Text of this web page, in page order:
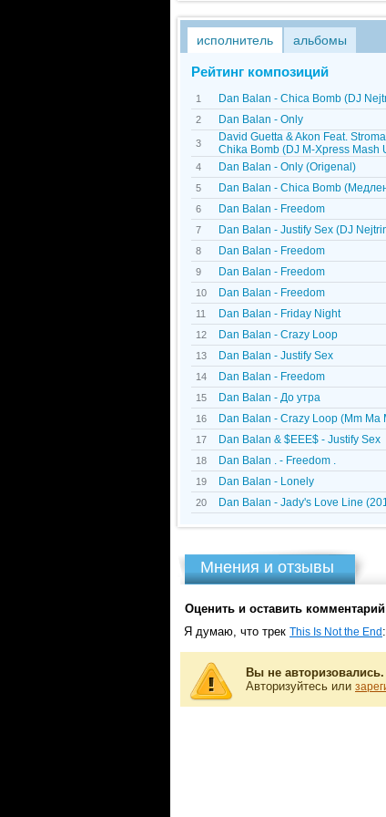
исполнитель альбомы
Рейтинг композиций
1 Dan Balan - Chica Bomb (DJ
2
Dan Balan - Only
3
David Guetta & Akon Feat.
Chika Bomb (DJ M-Xpress Mash
4 Dan Balan - Only (Origenal)
5
Dan Balan - Chica Bomb
6
Dan Balan - Freedom
7
Dan Balan - Justify Sex (DJ
8
Dan Balan - Freedom
9
Dan Balan - Freedom
10
Dan Balan - Freedom
11
Dan Balan - Friday Night
12
Dan Balan - Crazy Loop
13
Dan Balan - Justify Sex
14
Dan Balan - Freedom
15
Dan Balan - До утра
16
Dan Balan - Crazy Loop (Mm Ma
17
Dan Balan & $EEE$ - Justify Sex
18
Dan Balan . - Freedom .
19
Dan Balan - Lonely
20
Dan Balan - Jady's Love Line
Мнения и отзывы
Оценить и оставить
Я думаю, что трек This Is Not the End :
Вы не авторизовались.
Авторизуйтесь или